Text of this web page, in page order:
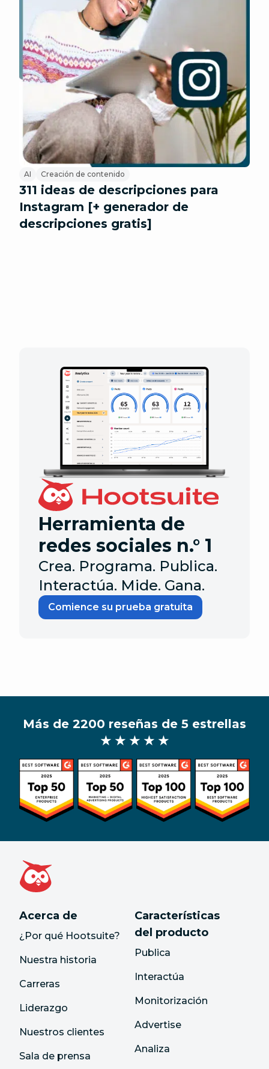
AI Creación de contenido
311 ideas de descripciones para
Instagram [+ generador de
descripciones gratis]
Herramienta de
redes sociales n.° 1
Crea. Programa. Publica.
Interactúa. Mide. Gana.
Comience su prueba gratuita
Más de 2200 reseñas de 5 estrellas
★ ★ ★ ★ ★
Acerca de
¿Por qué Hootsuite?
Nuestra historia
Carreras
Liderazgo
Nuestros clientes
Sala de prensa
Características
del producto
Publica
Interactúa
Monitorización
Advertise
Analiza